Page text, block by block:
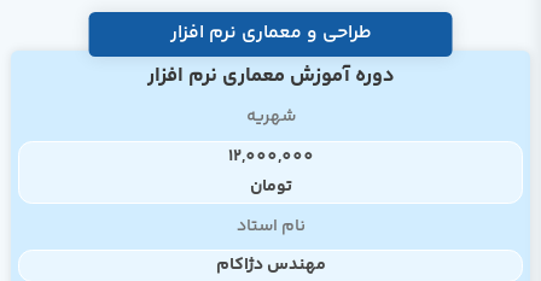
طراحی و معماری نرم افزار
دوره آموزش معماری نرم افزار
شهریه
12,000,000
تومان
نام استاد
مهندس دژاکام